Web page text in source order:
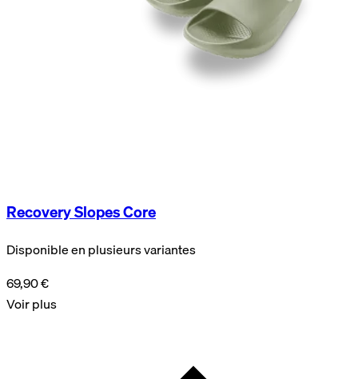
Recovery Slopes Core
Disponible en plusieurs variantes
69,90 €
Voir plus